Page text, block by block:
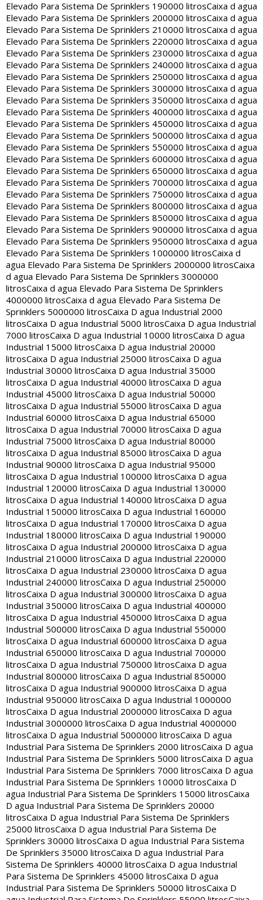
Elevado Para Sistema De Sprinklers 190000 litrosCaixa d agua
Elevado Para Sistema De Sprinklers 200000 litrosCaixa d agua
Elevado Para Sistema De Sprinklers 210000 litrosCaixa d agua
Elevado Para Sistema De Sprinklers 220000 litrosCaixa d agua
Elevado Para Sistema De Sprinklers 230000 litrosCaixa d agua
Elevado Para Sistema De Sprinklers 240000 litrosCaixa d agua
Elevado Para Sistema De Sprinklers 250000 litrosCaixa d agua
Elevado Para Sistema De Sprinklers 300000 litrosCaixa d agua
Elevado Para Sistema De Sprinklers 350000 litrosCaixa d agua
Elevado Para Sistema De Sprinklers 400000 litrosCaixa d agua
Elevado Para Sistema De Sprinklers 450000 litrosCaixa d agua
Elevado Para Sistema De Sprinklers 500000 litrosCaixa d agua
Elevado Para Sistema De Sprinklers 550000 litrosCaixa d agua
Elevado Para Sistema De Sprinklers 600000 litrosCaixa d agua
Elevado Para Sistema De Sprinklers 650000 litrosCaixa d agua
Elevado Para Sistema De Sprinklers 700000 litrosCaixa d agua
Elevado Para Sistema De Sprinklers 750000 litrosCaixa d agua
Elevado Para Sistema De Sprinklers 800000 litrosCaixa d agua
Elevado Para Sistema De Sprinklers 850000 litrosCaixa d agua
Elevado Para Sistema De Sprinklers 900000 litrosCaixa d agua
Elevado Para Sistema De Sprinklers 950000 litrosCaixa d agua
Elevado Para Sistema De Sprinklers 1000000 litrosCaixa d
agua Elevado Para Sistema De Sprinklers 2000000 litrosCaixa
d agua Elevado Para Sistema De Sprinklers 3000000
litrosCaixa d agua Elevado Para Sistema De Sprinklers
4000000 litrosCaixa d agua Elevado Para Sistema De
Sprinklers 5000000 litrosCaixa D agua Industrial 2000
litrosCaixa D agua Industrial 5000 litrosCaixa D agua Industrial
7000 litrosCaixa D agua Industrial 10000 litrosCaixa D agua
Industrial 15000 litrosCaixa D agua Industrial 20000
litrosCaixa D agua Industrial 25000 litrosCaixa D agua
Industrial 30000 litrosCaixa D agua Industrial 35000
litrosCaixa D agua Industrial 40000 litrosCaixa D agua
Industrial 45000 litrosCaixa D agua Industrial 50000
litrosCaixa D agua Industrial 55000 litrosCaixa D agua
Industrial 60000 litrosCaixa D agua Industrial 65000
litrosCaixa D agua Industrial 70000 litrosCaixa D agua
Industrial 75000 litrosCaixa D agua Industrial 80000
litrosCaixa D agua Industrial 85000 litrosCaixa D agua
Industrial 90000 litrosCaixa D agua Industrial 95000
litrosCaixa D agua Industrial 100000 litrosCaixa D agua
Industrial 120000 litrosCaixa D agua Industrial 130000
litrosCaixa D agua Industrial 140000 litrosCaixa D agua
Industrial 150000 litrosCaixa D agua Industrial 160000
litrosCaixa D agua Industrial 170000 litrosCaixa D agua
Industrial 180000 litrosCaixa D agua Industrial 190000
litrosCaixa D agua Industrial 200000 litrosCaixa D agua
Industrial 210000 litrosCaixa D agua Industrial 220000
litrosCaixa D agua Industrial 230000 litrosCaixa D agua
Industrial 240000 litrosCaixa D agua Industrial 250000
litrosCaixa D agua Industrial 300000 litrosCaixa D agua
Industrial 350000 litrosCaixa D agua Industrial 400000
litrosCaixa D agua Industrial 450000 litrosCaixa D agua
Industrial 500000 litrosCaixa D agua Industrial 550000
litrosCaixa D agua Industrial 600000 litrosCaixa D agua
Industrial 650000 litrosCaixa D agua Industrial 700000
litrosCaixa D agua Industrial 750000 litrosCaixa D agua
Industrial 800000 litrosCaixa D agua Industrial 850000
litrosCaixa D agua Industrial 900000 litrosCaixa D agua
Industrial 950000 litrosCaixa D agua Industrial 1000000
litrosCaixa D agua Industrial 2000000 litrosCaixa D agua
Industrial 3000000 litrosCaixa D agua Industrial 4000000
litrosCaixa D agua Industrial 5000000 litrosCaixa D agua
Industrial Para Sistema De Sprinklers 2000 litrosCaixa D agua
Industrial Para Sistema De Sprinklers 5000 litrosCaixa D agua
Industrial Para Sistema De Sprinklers 7000 litrosCaixa D agua
Industrial Para Sistema De Sprinklers 10000 litrosCaixa D
agua Industrial Para Sistema De Sprinklers 15000 litrosCaixa
D agua Industrial Para Sistema De Sprinklers 20000
litrosCaixa D agua Industrial Para Sistema De Sprinklers
25000 litrosCaixa D agua Industrial Para Sistema De
Sprinklers 30000 litrosCaixa D agua Industrial Para Sistema
De Sprinklers 35000 litrosCaixa D agua Industrial Para
Sistema De Sprinklers 40000 litrosCaixa D agua Industrial
Para Sistema De Sprinklers 45000 litrosCaixa D agua
Industrial Para Sistema De Sprinklers 50000 litrosCaixa D